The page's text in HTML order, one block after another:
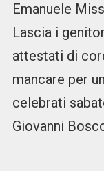
Emanuele
Lascia i
attestati di
mancare per
celebrati
Giovanni